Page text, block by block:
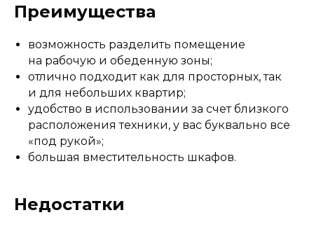
Преимущества
возможность разделить помещение
на рабочую и обеденную зоны;
отлично подходит как для просторных, так
и для небольших квартир;
удобство в использовании за счет близкого
расположения техники, у вас буквально все
«под рукой»;
большая вместительность шкафов.
Недостатки